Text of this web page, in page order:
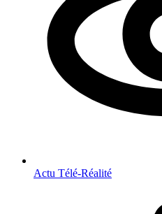
Actu Télé-Réalité